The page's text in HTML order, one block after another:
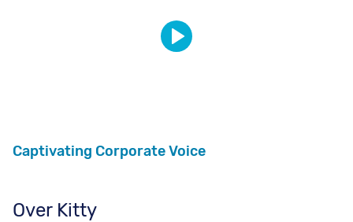
Captivating Corporate Voice
Over Kitty